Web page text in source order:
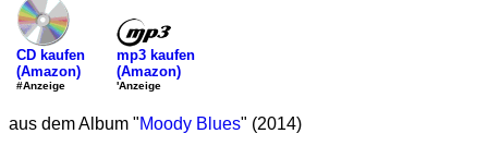
CD kaufen
(Amazon)
#Anzeige
mp3 kaufen
(Amazon)
'Anzeige
aus dem Album "Moody Blues" (2014)